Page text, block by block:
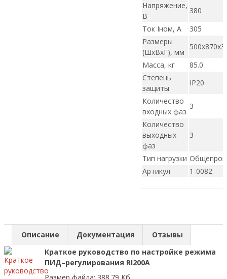
Напряжение,
В
380
Ток Iном, А
305
Размеры
(ШxВxГ), мм
Масса, кг
85.0
Степень
защиты
IP20
Количество
входных фаз
3
Количество
выходных
фаз
3
Тип нагрузки Общепром
Артикул
1-0082
Описание Документация
Отзывы
Краткое руководство по настройке режима
ПИД–регулирования RI200A